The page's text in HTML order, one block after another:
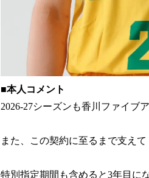
■本人コメント
2026-27シーズンも香川ファイブ
また、この契約に至るまで支え
特別指定期間も含めると3年目に